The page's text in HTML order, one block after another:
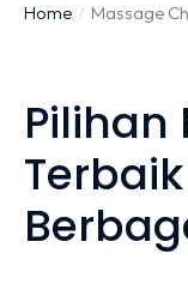
You are here:
Home Massage
Pilihan